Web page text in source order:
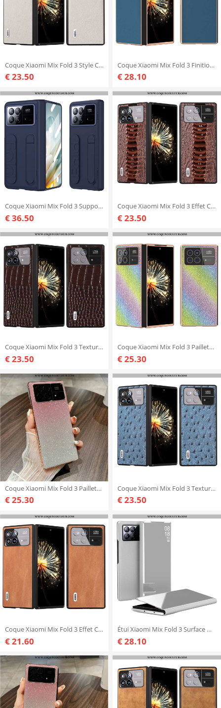
Coque Xiaomi Mix Fold 3 Style Cuir
€ 23.50
Coque Xiaomi Mix Fold 3 Finition Soyeuse
€ 28.10
Coque Xiaomi Mix Fold 3 Support et Sangle
€ 36.50
Coque Xiaomi Mix Fold 3 Effet Crocodile ABEEL
€ 23.50
Coque Xiaomi Mix Fold 3 Texture Crocodile ABEEL
€ 23.50
Coque Xiaomi Mix Fold 3 Paillettes
€ 25.30
Coque Xiaomi Mix Fold 3 Paillettes
€ 25.30
Coque Xiaomi Mix Fold 3 Texture Autruche ABEEL
€ 23.50
Coque Xiaomi Mix Fold 3 Effet Cuir ABEEL
€ 21.60
Étui Xiaomi Mix Fold 3 Surface Miroir
€ 28.10